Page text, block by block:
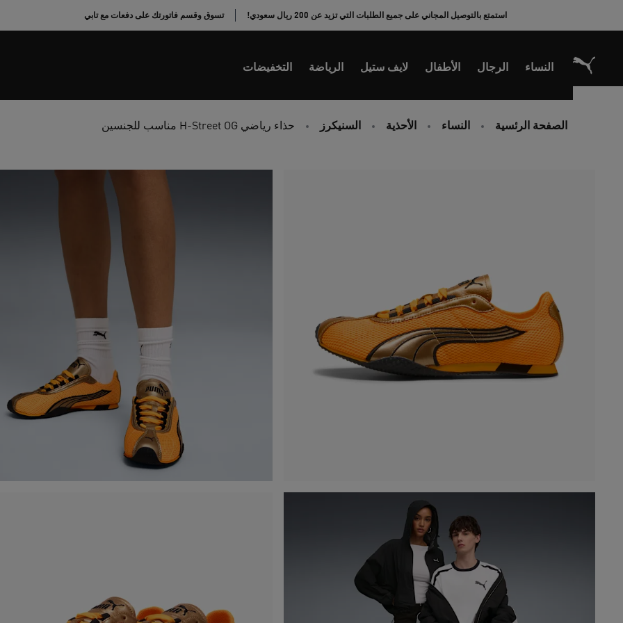
استمتع بالتوصيل المجاني على جميع الطلبات التي تزيد عن 200 ريال سعودي! تسوق وقسم فاتورتك على دفعات مع تابي
النساء الرجال الأطفال لايف ستيل الرياضة التخفيضات
الصفحة الرئسية النساء الأحذية السنيكرز حذاء رياضي H-Street OG مناسب للجنسين